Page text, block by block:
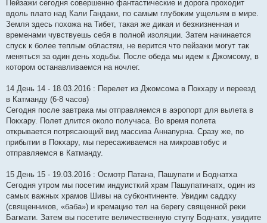
Пейзажи сегодня совершенно фантастические и дорога проходит
вдоль плато над Кали Гандаки, по самым глубоким ущельям в мире.
Земля здесь похожа на Тибет, такая же дикая и безжизненная и
временами чувствуешь себя в полной изоляции. Затем начинается
спуск к более теплым областям, не верится что пейзажи могут так
меняться за один день ходьбы. После обеда мы идем к Джомсому, в
котором останавливаемся на ночлег.
14 День 14 - 18.03.2016 : Перелет из Джомсома в Покхару и переезд
в Катманду (6-8 часов)
Сегодня после завтрака мы отправляемся в аэропорт для вылета в
Покхару. Полет длится около получаса. Во время полета
открывается потрясающий вид массива Аннапурна. Сразу же, по
прибытии в Покхару, мы пересаживаемся на микроавтобус и
отправляемся в Катманду.
15 День 15 - 19.03.2016 : Осмотр Патана, Пашупати и Боднатха
Сегодня утром мы посетим индуисткий храм Пашупатинатх, один из
самых важных храмов Шивы на субконтиненте. Увидим саддху
(священников, «баба») и кремацию тел на берегу священной реки
Багмати. Затем вы посетите величественную ступу Боднатх, увидите